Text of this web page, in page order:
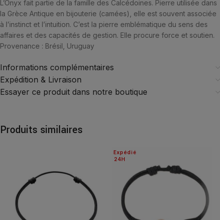
L’Onyx fait partie de la famille des Calcédoines. Pierre utilisée dans
la Grèce Antique en bijouterie (camées), elle est souvent associée
à l’instinct et l’intuition. C’est la pierre emblématique du sens des
affaires et des capacités de gestion. Elle procure force et soutien.
Provenance : Brésil, Uruguay
Informations complémentaires
Expédition & Livraison
Essayer ce produit dans notre boutique
Produits similaires
24H
Expédié